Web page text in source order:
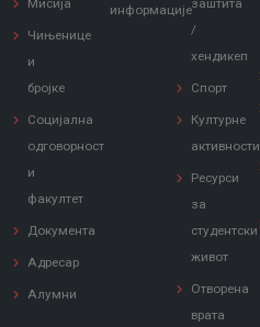
Мисија
Чињенице
и
бројке
Социјална
одговорност
и
факултет
Документа
Адресар
Алумни
информацијезаштита
/
хендикеп
Спорт
Културне
активности
Ресурси
за
студентски
живот
Отворена
врата